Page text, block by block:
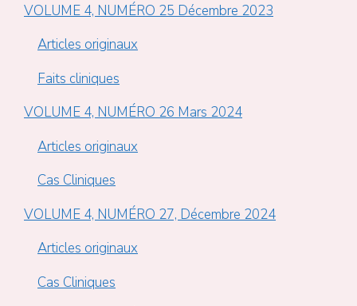
VOLUME 4, NUMÉRO 25 Décembre 2023
Articles originaux
Faits cliniques
VOLUME 4, NUMÉRO 26 Mars 2024
Articles originaux
Cas Cliniques
VOLUME 4, NUMÉRO 27, Décembre 2024
Articles originaux
Cas Cliniques